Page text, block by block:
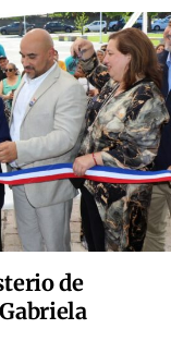
de